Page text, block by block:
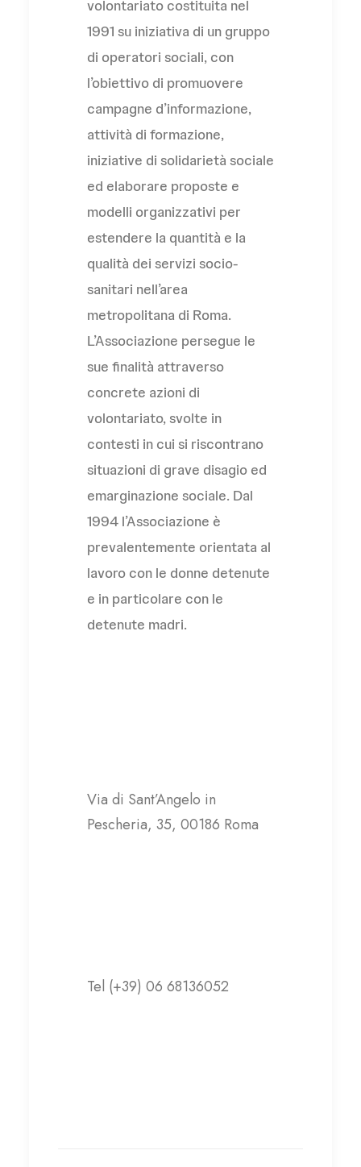
volontariato costituita nel
1991 su iniziativa di un gruppo
di operatori sociali, con
l’obiettivo di promuovere
campagne d’informazione,
attività di formazione,
iniziative di solidarietà sociale
ed elaborare proposte e
modelli organizzativi per
estendere la quantità e la
qualità dei servizi socio-
sanitari nell’area
metropolitana di Roma.
L’Associazione persegue le
sue finalità attraverso
concrete azioni di
volontariato, svolte in
contesti in cui si riscontrano
situazioni di grave disagio ed
emarginazione sociale. Dal
1994 l’Associazione è
prevalentemente orientata al
lavoro con le donne detenute
e in particolare con le
detenute madri.
Via di Sant’Angelo in
Pescheria, 35, 00186 Roma
Tel (+39) 06 68136052